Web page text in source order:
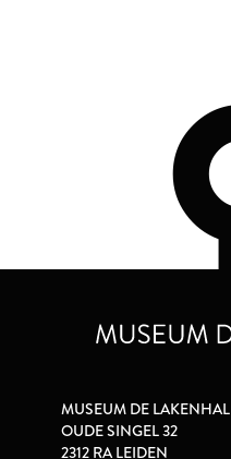
MUSEUM DE LAKENHAL
OUDE SINGEL 32
2312 RA LEIDEN